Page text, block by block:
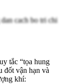
tắc “tọa hung
đốt vận hạn và
khí: